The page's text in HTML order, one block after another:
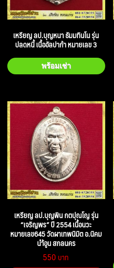
เหรียญ ลป.บุญหนา ธัมมทินโน รุ่น
ปลดหนี้ เนื้ออัลปาก้า หมายเลข 3
พร้อมเช่า
เหรียญ ลป.บุญพิน กตปุณโญ รุ่น
“เจริญพร” ปี 2554 เนื้อนวะ
หมายเลข645 วัดผาเทพนิมิต อ.นิคม
นำ้อูน สกลนคร
550